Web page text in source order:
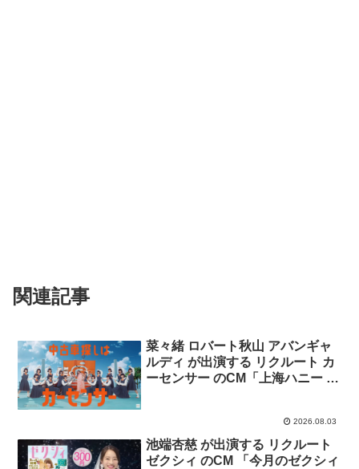
関連記事
菜々緒 ロバート秋山 アバンギャ
ルディ が出演する リクルート カ
ーセンサー のCM「上海ハニー ナ
2026.08.03
池端杏慈 が出演する リクルート
ゼクシィ のCM 「今月のゼクシィ